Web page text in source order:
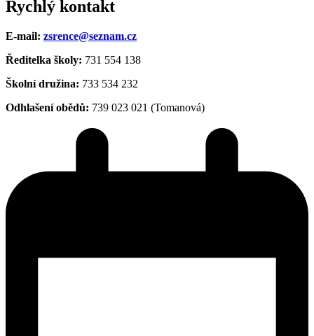
Rychlý kontakt
E-mail: zsrence@seznam.cz
Ředitelka školy: 731 554 138
Školní družina: 733 534 232
Odhlašení obědů: 739 023 021 (Tomanová)